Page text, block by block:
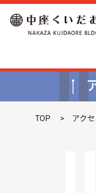
TOP アク